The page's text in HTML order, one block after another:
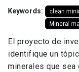
Keywords: clean
Mineral
El proyecto de
identifique un
minerales que sea